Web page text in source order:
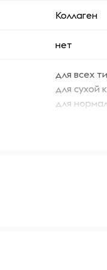
Коллаген
нет
для всех
для сухой
для